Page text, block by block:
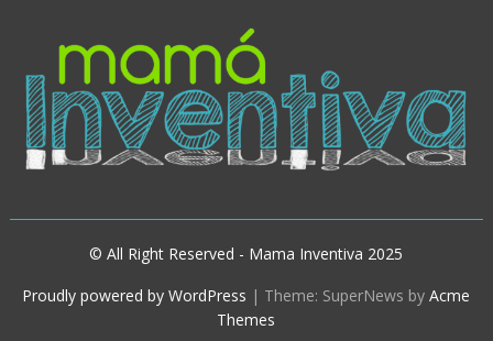
© All Right Reserved - Mama Inventiva 2025
Proudly powered by WordPress | Theme: SuperNews byAcme
Themes